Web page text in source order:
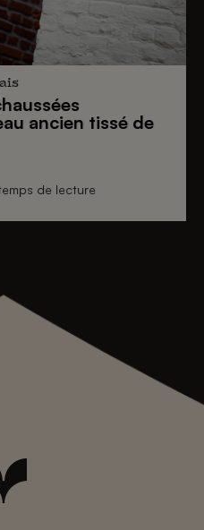
ancien tissé de
de lecture